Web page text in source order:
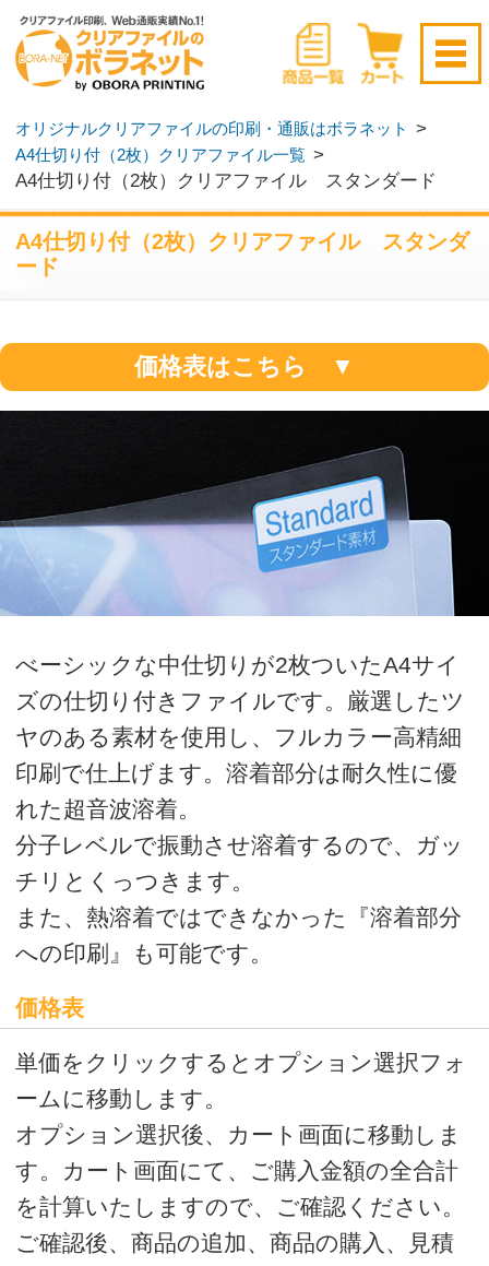
新規会員登録はこちら
ログイン ▶ 無料サンプル請求 ▶
オリジナルクリアファイルの印刷・通販はボラネット
A4仕切り付（2枚）クリアファイル スタンダード
A4仕切り付（2枚）クリアファイル スタンダ
ード
べーシックな中仕切りが2枚ついたA4サイ
ズの仕切り付きファイルです。厳選したツ
ヤのある素材を使用し、フルカラー高精細
印刷で仕上げます。溶着部分は耐久性に優
れた超音波溶着。
分子レベルで振動させ溶着するので、ガッ
また、熱溶着ではできなかった『溶着部分
への印刷』も可能です。
単価をクリックするとオプション選択フォ
ームに移動します。
オプション選択後、カート画面に移動しま
す。カート画面にて、ご購入金額の全合計
を計算いたしますので、ご確認ください。
ご確認後、商品の追加、商品の購入、見積
書発行へお進みください。
本番印刷前にイメージを確認されたい方
はこちら
※校正は、量産を必ずご注文いただける
方のみご注文いただける商品です。
量産枚数が確定されている方は、量産
量産枚数が未確定の方は、後日量産注文
時に、備考欄に校正時の注文番号をお知ら
せください。